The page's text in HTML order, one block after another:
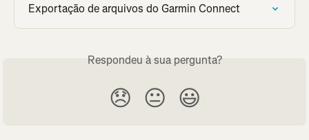
Exportação de arquivos do Garmin Connect
Respondeu à sua pergunta?
😞 😐 😃